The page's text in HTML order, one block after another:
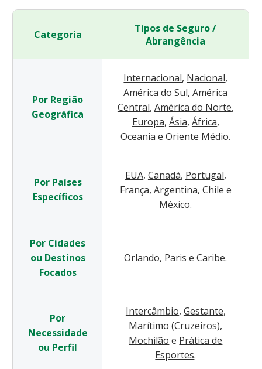
Categoria
Tipos de Seguro /
Abrangência
Por Região
Geográfica
Internacional, Nacional,
América do Sul, América
Central, América do Norte,
Europa, Ásia, África,
Oceania e Oriente Médio.
Por Países
Específicos
EUA, Canadá, Portugal,
França, Argentina, Chile e
México.
Por Cidades
ou Destinos
Focados
Orlando, Paris e Caribe.
Por
Necessidade
ou Perfil
Intercâmbio, Gestante,
Marítimo (Cruzeiros),
Mochilão e Prática de
Esportes.